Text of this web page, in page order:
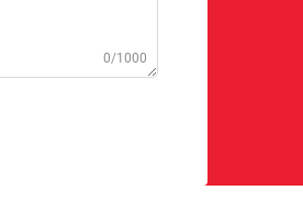
0/1000